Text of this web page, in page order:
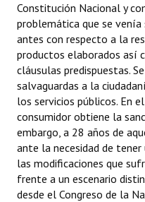
INSTITUCIONAL
Antiguos Pobladores
Noticias Destacadas
Registros y Distinciones
Datos Históricos
Premio al Mérito - Registro
Audiencias Públicas -
Constitución Nacional y
problemática que se venía
antes con respecto a la
productos elaborados así
cláusulas predispuestas.
salvaguardas a la
los servicios públicos. En
consumidor obtiene la
embargo, a 28 años de
ante la necesidad de
las modificaciones que
frente a un escenario
desde el Congreso de la